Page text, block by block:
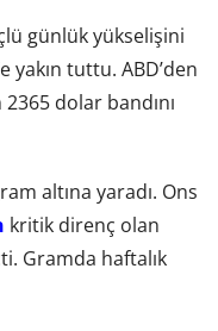
günlük yükselişini
yakın tuttu. ABD’den
dolar bandını
altına yaradı. Ons
kritik direnç olan
Gramda haftalık